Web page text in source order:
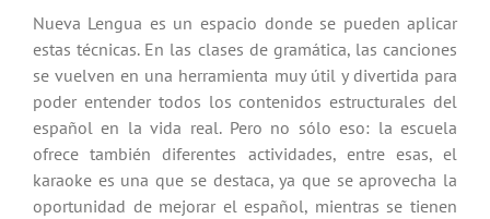
Nueva Lengua es un espacio donde se pueden aplicar
estas técnicas. En las clases de gramática, las canciones
se vuelven en una herramienta muy útil y divertida para
poder entender todos los contenidos estructurales del
español en la vida real. Pero no sólo eso: la escuela
ofrece también diferentes actividades, entre esas, el
karaoke es una que se destaca, ya que se aprovecha la
oportunidad de mejorar el español, mientras se tienen